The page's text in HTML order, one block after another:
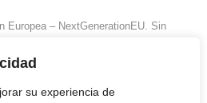
su experiencia de
Europea – NextGenerationEU. Sin
autor o autores y no reflejan